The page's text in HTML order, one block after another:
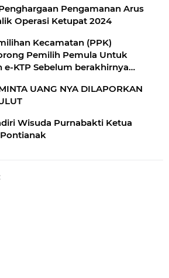
Pengamanan Arus
Operasi Ketupat 2024
Kecamatan (PPK)
Pemilih Pemula Untuk
KTP Sebelum berakhirnya
UANG NYA DILAPORKAN
Wisuda Purnabakti Ketua